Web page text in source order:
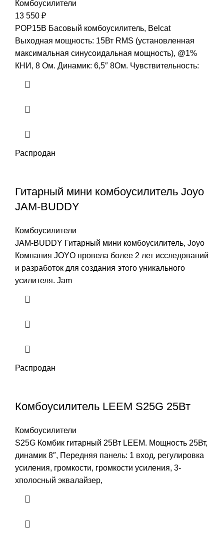
Комбоусилители
13 550 ₽
POP15B Басовый комбоусилитель, Belcat
Выходная мощность: 15Вт RMS (установленная
максимальная синусоидальная мощность), @1%
КНИ, 8 Ом. Динамик: 6,5″ 8Ом. Чувствительность:
Распродан
Гитарный мини комбоусилитель Joyo
JAM-BUDDY
Комбоусилители
JAM-BUDDY Гитарный мини комбоусилитель, Joyo
Компания JOYO провела более 2 лет исследований
и разработок для создания этого уникального
усилителя. Jam
Распродан
Комбоусилитель LEEM S25G 25Вт
Комбоусилители
S25G Комбик гитарный 25Вт LEEM. Мощность 25Вт,
динамик 8″, Передняя панель: 1 вход, регулировка
усиления, громкости, громкости усиления, 3-
хполосный эквалайзер,